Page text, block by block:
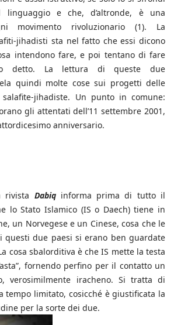
linguaggio e che, d’altronde, è una
movimento rivoluzionario (1). La
jihadisti sta nel fatto che essi dicono
intendono fare, e poi tentano di fare
detto. La lettura di queste due
quindi molte cose sui progetti delle
jihadiste. Un punto in comune:
gli attentati dell’11 settembre 2001,
anniversario.
rivista Dabiqinforma prima di tutto il
lo Stato Islamico (IS o Daech) tiene in
un Norvegese e un Cinese, cosa che le
questi due paesi si erano ben guardate
cosa sbalorditiva è che IS mette la testa
fornendo perfino per il contatto un
verosimilmente iracheno. Si tratta di
tempo limitato, cosicché è giustificata la
per la sorte dei due.